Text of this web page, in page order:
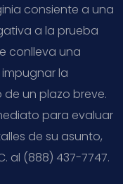
consiente a una
a la prueba
conlleva una
impugnar la
un plazo breve.
para evaluar
de su asunto,
al (888) 437-7747.